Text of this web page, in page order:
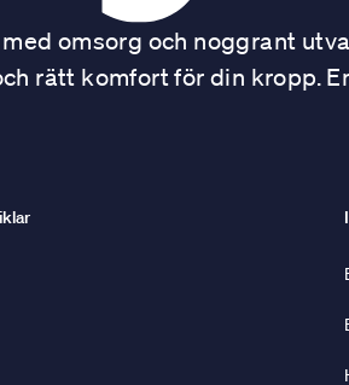
omsorg och noggrant
rätt komfort för din kropp.